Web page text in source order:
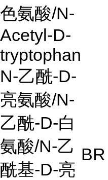
色氨酸/N-
Acetyl-D-
tryptophan
N-乙酰-D-
亮氨酸/N-
乙酰-D-白
氨酸/N-乙
酰基-D-亮
BR